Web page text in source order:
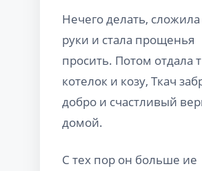
Нечего делать, сложила
руки и стала прощенья
просить. Потом отдала
котелок и козу, Ткач
добро и счастливый
домой.
С тех пор он больше ие